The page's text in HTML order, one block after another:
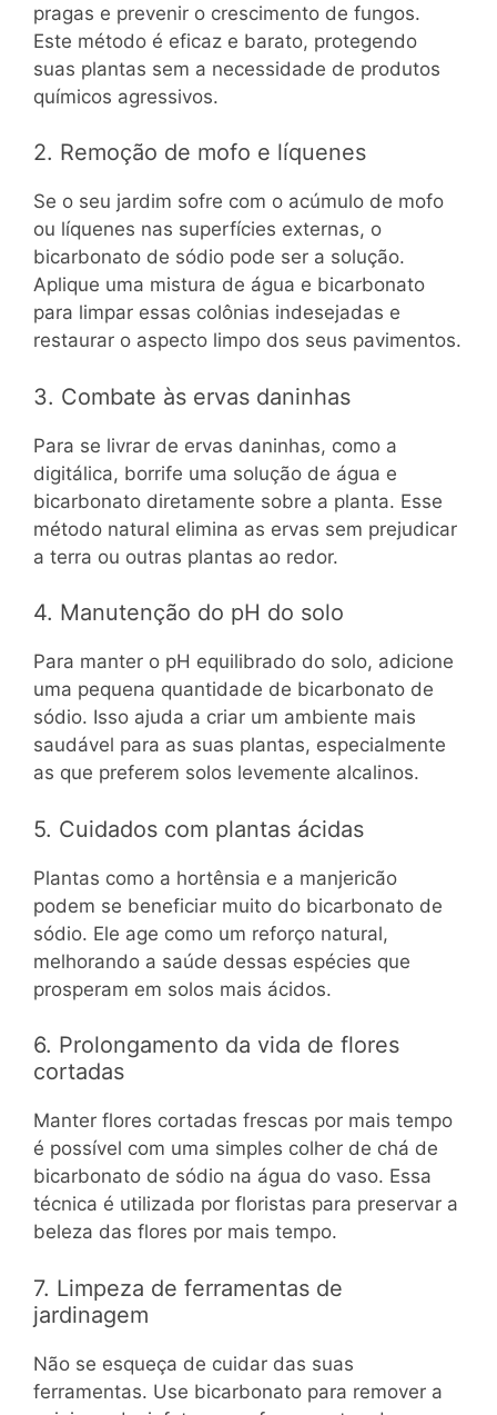
pragas e prevenir o crescimento de fungos.
Este método é eficaz e barato, protegendo
suas plantas sem a necessidade de produtos
químicos agressivos.
2. Remoção de mofo e líquenes
Se o seu jardim sofre com o acúmulo de mofo
ou líquenes nas superfícies externas, o
bicarbonato de sódio pode ser a solução.
Aplique uma mistura de água e bicarbonato
para limpar essas colônias indesejadas e
restaurar o aspecto limpo dos seus pavimentos.
3. Combate às ervas daninhas
Para se livrar de ervas daninhas, como a
digitálica, borrife uma solução de água e
bicarbonato diretamente sobre a planta. Esse
método natural elimina as ervas sem prejudicar
a terra ou outras plantas ao redor.
4. Manutenção do pH do solo
Para manter o pH equilibrado do solo, adicione
uma pequena quantidade de bicarbonato de
sódio. Isso ajuda a criar um ambiente mais
saudável para as suas plantas, especialmente
as que preferem solos levemente alcalinos.
5. Cuidados com plantas ácidas
Plantas como a hortênsia e a manjericão
podem se beneficiar muito do bicarbonato de
sódio. Ele age como um reforço natural,
melhorando a saúde dessas espécies que
prosperam em solos mais ácidos.
6. Prolongamento da vida de flores
cortadas
Manter flores cortadas frescas por mais tempo
é possível com uma simples colher de chá de
bicarbonato de sódio na água do vaso. Essa
técnica é utilizada por floristas para preservar a
beleza das flores por mais tempo.
7. Limpeza de ferramentas de
jardinagem
Não se esqueça de cuidar das suas
ferramentas. Use bicarbonato para remover a